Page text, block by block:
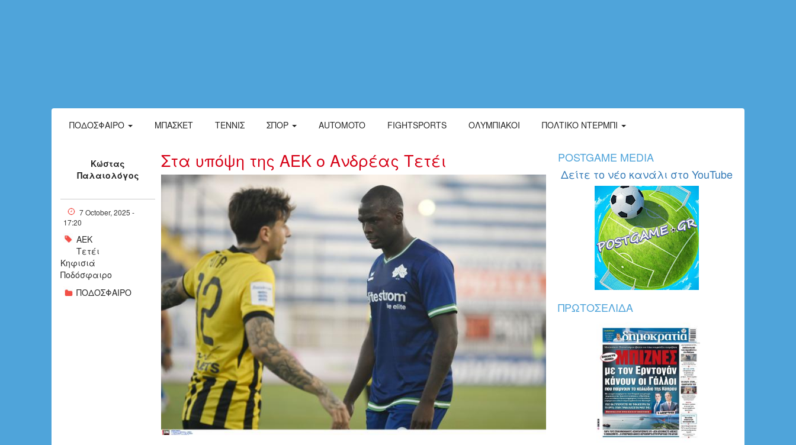
ΠΟΔΌΣΦΑΙΡΟ ΜΠΆΣΚΕΤ ΤΈΝΝΙΣ ΣΠΟΡ AUTOMOTO FIGHTSPORTS ΟΛΥΜΠΙΑΚΟΙ ΠΟΛΤΙΚΌ ΝΤΈΡΜΠΙ
Κώστας
Παλαιολόγος
7 October, 2025 -
17:20
ΑΕΚ
Τετέι
Κηφισιά
Ποδόσφαιρο
ΠΟΔΟΣΦΑΙΡΟ
Στα υπόψη της ΑΕΚ ο Ανδρέας Τετέι
4831275.jpg
POSTGAME MEDIA
Δείτε το νέο κανάλι στο YouTube
ΠΡΩΤΟΣΈΛΙΔΑ